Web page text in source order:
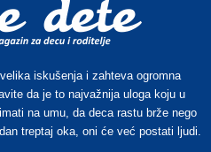
iskušenja i zahteva ogromna
da je to najvažnija uloga koju u
na umu, da deca rastu brže nego
treptaj oka, oni će već postati ljudi.